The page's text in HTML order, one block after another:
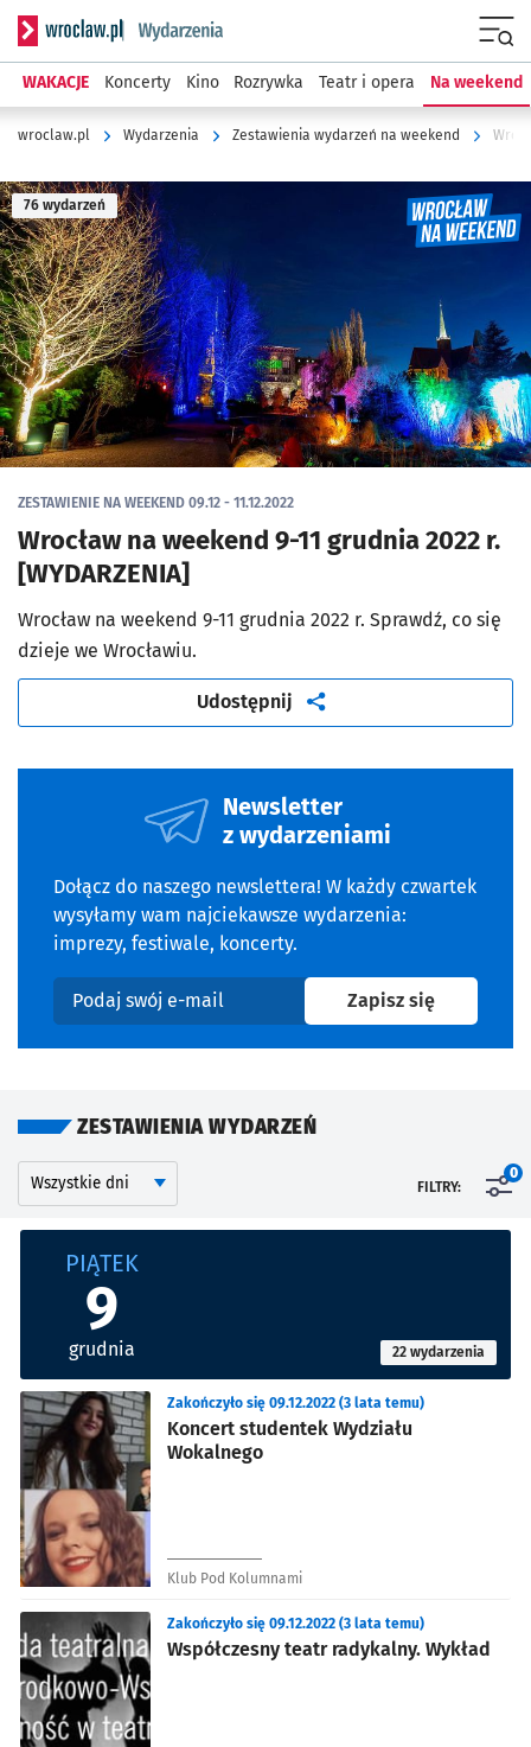
Serwis informacyjny wroclaw.pl podserwis: Wydarzenia
WAKACJE Koncerty Kino Rozrywka Teatr i opera Na weekend
wroclaw.pl Wydarzenia Zestawienia wydarzeń na weekend
ZESTAWIENIE NA WEEKEND 09.12 - 11.12.2022
Wrocław na weekend 9-11 grudnia 2022 r.
[WYDARZENIA]
76 wydarzeń
Wrocław na weekend 9-11 grudnia 2022 r. Sprawdź, co się
dzieje we Wrocławiu.
Udostępnij artykuł
Newsletter
z wydarzeniami
Dołącz do naszego newslettera! W każdy czwartek
wysyłamy wam najciekawsze wydarzenia:
imprezy, festiwale, koncerty.
Podaj swój e-mail
Zapisz sięna
ZESTAWIENIA WYDARZEŃ
Kalendarium
Wyszukaj wydarzenia po dniu
FILTRY:
0
Znalezione wydarzenia
PIĄTEK
9
grudnia 22 wydarzenia
Koncert studentek Wydziału
Wokalnego
Zakończyło się 09.12.2022 (3 lata temu)
Klub Pod Kolumnami
Współczesny teatr radykalny. Wykład
Zakończyło się 09.12.2022 (3 lata temu)